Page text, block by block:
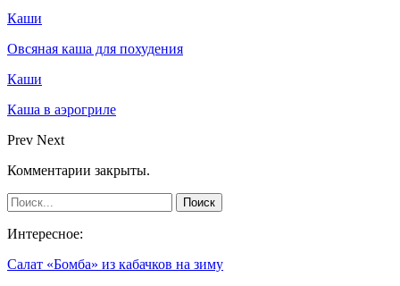
Каши
Овсяная каша для похудения
Каши
Каша в аэрогриле
Prev Next
Комментарии закрыты.
Интересное:
Салат «Бомба» из кабачков на зиму